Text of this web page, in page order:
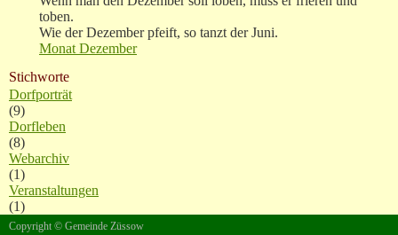
toben.
Wie der Dezember pfeift, so tanzt der Juni.
Monat Dezember
Stichworte
Dorfporträt
(9)
Dorfleben
(8)
Webarchiv
(1)
Veranstaltungen
(1)
Copyright © Gemeinde Züssow